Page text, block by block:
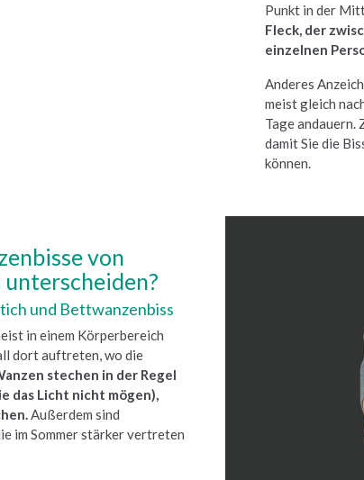
Punkt in der
Fleck, der
einzelnen
Anderes
meist gleich
Tage andauern.
damit Sie die
können.
von
und Bettwanzenbiss
in einem Körperbereich
dort auftreten, wo die
stechen in der Regel
das Licht nicht mögen),
Außerdem sind
im Sommer stärker vertreten